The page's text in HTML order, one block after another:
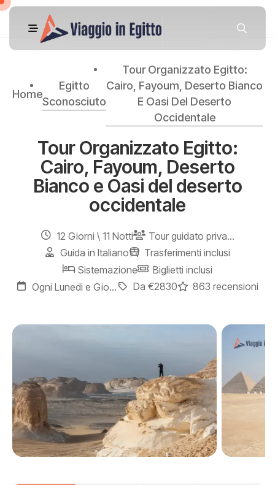
Home
Egitto
Sconosciuto
Tour Organizzato Egitto:
Cairo, Fayoum, Deserto Bianco
E Oasi Del Deserto
Occidentale
Tour Organizzato Egitto:
Cairo, Fayoum, Deserto
Bianco e Oasi del deserto
occidentale
12 Giorni \ 11 Notti
Tour guidato privato - Guida Egittologo parlante Italiano
Guida in Italiano
Trasferimenti inclusi
Sistemazione
Biglietti inclusi
Ogni Lunedi e Giovedi
Da €2830 863 recensioni